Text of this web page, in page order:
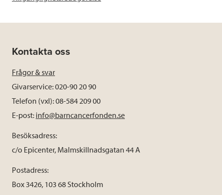
Kontakta oss
Frågor & svar
Givarservice: 020-90 20 90
Telefon (vxl): 08-584 209 00
E-post: info@barncancerfonden.se
Besöksadress:
c/o Epicenter, Malmskillnadsgatan 44 A
Postadress:
Box 3426, 103 68 Stockholm